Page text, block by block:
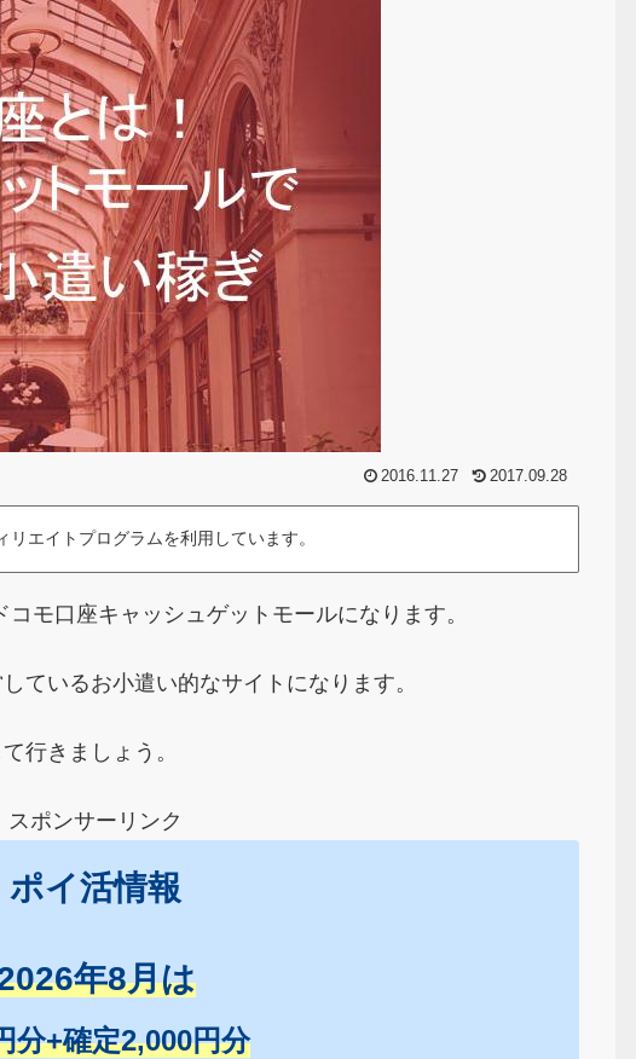
2016.11.27 2017.09.28
リエイトプログラムを利用しています。
モ口座キャッシュゲットモールになります。
ているお小遣い的なサイトになります。
行きましょう。
スポンサーリンク
ポイ活情報
年8月は
分+確定2,000円分